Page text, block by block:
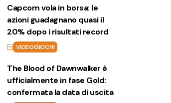
Capcom vola in borsa: le
azioni guadagnano quasi il
20% dopo i risultati record
VIDEOGIOCHI
The Blood of Dawnwalker è
ufficialmente in fase Gold:
confermata la data di uscita